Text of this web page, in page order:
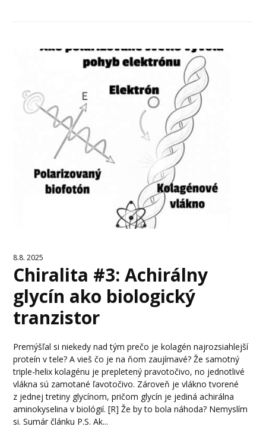
8.8. 2025
Chiralita #3: Achirálny
glycín ako biologický
tranzistor
Premýšľal si niekedy nad tým prečo je kolagén najrozsiahlejší
proteín v tele? A vieš čo je na ňom zaujímavé? Že samotný
triple-helix kolagénu je prepletený pravotočivo, no jednotlivé
vlákna sú zamotané ľavotočivo. Zároveň je vlákno tvorené
z jednej tretiny glycínom, pričom glycín je jediná achirálna
aminokyselina v biológií. [R] Že by to bola náhoda? Nemyslím
si. Sumár článku P.S. Ak...